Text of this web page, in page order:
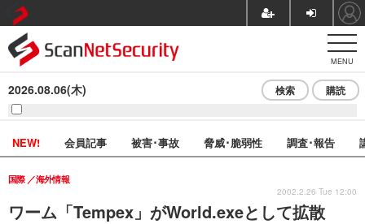
MENU
2026.08.06(木) 検索 購読
NEW! 会員記事 被害･事故 脅威･脆弱性 調査･報告
ワーム「Tempex」がWorld.exeとして拡散
国際 海外情報
2002.2.26 Tue 12:00